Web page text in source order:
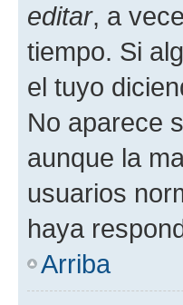
editar, a
tiempo. Si
el tuyo
No aparece
aunque la
usuarios
haya
Arriba